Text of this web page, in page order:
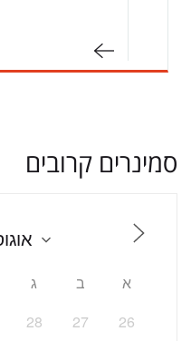
סמינרים קרובים
א ב ג
26
27
28